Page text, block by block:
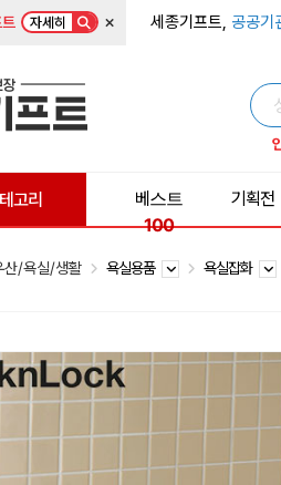
자세히 × 세종기프트, 공공기
고리
베스트
100
기획전
산/욕실/생활 욕실용품 욕실잡화